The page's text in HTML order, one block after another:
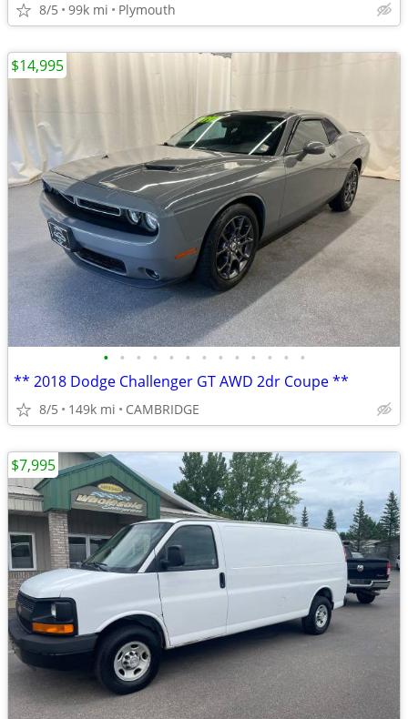
8/5 99k mi Plymouth
• • • • • • • • • • • • •
** 2018 Dodge Challenger GT AWD 2dr Coupe **
8/5 149k mi CAMBRIDGE
$14,995
$7,995